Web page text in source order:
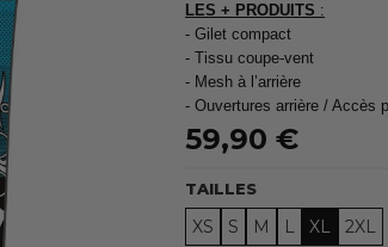
LES + PRODUITS :
- Gilet compact
- Tissu coupe-vent
- Mesh à l’arrière
- Ouvertures arrière / Accès
59,90 €
TAILLES
XS S M L XL 2XL